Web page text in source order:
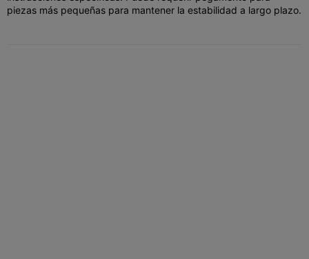
piezas más pequeñas para mantener la estabilidad a largo plazo.